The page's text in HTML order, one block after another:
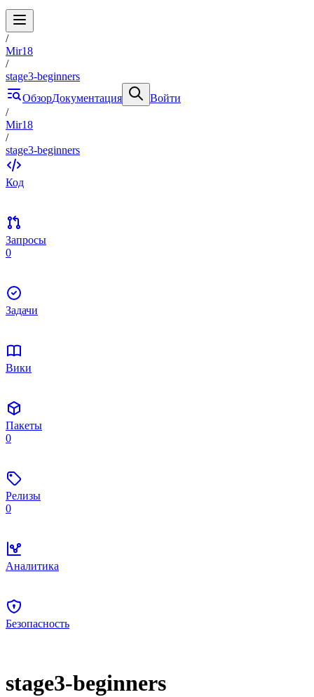
/
Mir18
/
stage3-beginners
ОбзорДокументация
Войти
/
Mir18
/
stage3-beginners
Код
Запросы
0
Задачи
Вики
Пакеты
0
Релизы
0
Аналитика
Безопасность
stage3-beginners